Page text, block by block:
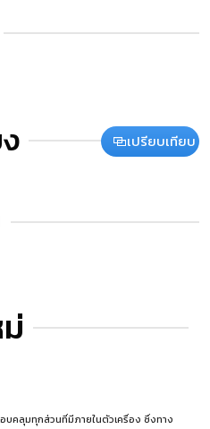
เปรียบเทียบ
บคลุมทุกส่วนที่มีภายในตัวเครื่อง ซึ่งทาง